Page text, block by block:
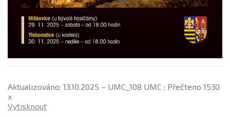
Aktualizováno: 13.10.2025 – UMC_108 UMC ; Přečteno 1530
x
Vytisknout